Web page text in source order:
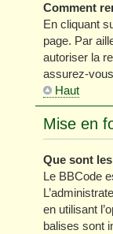
Comment
En cliquant
page. Par
autoriser la
assurez-
Haut
Mise en
Que sont
Le BBCode
en utilisant
balises sont